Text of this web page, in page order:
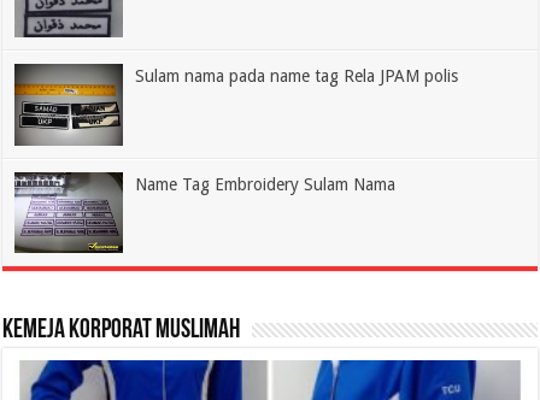
Sulam nama pada name tag Rela JPAM polis
Name Tag Embroidery Sulam Nama
Kemeja Korporat Muslimah